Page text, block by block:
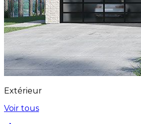
Extérieur
Voir tous